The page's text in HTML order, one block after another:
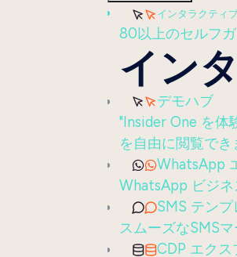
インタラクティ
80以上のセルフ
イン
デモハブ
"Insider One を体
を自由に閲覧で
WhatsApp
WhatsApp ビジネ
SMS テン
スムーズなSMS
CDP エクス